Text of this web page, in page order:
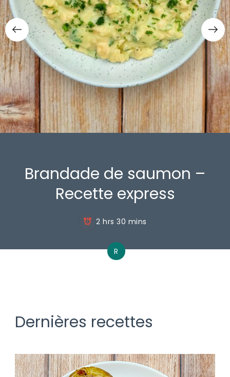
Brandade de saumon –
Recette express
R
2 hrs 30 mins
Dernières recettes